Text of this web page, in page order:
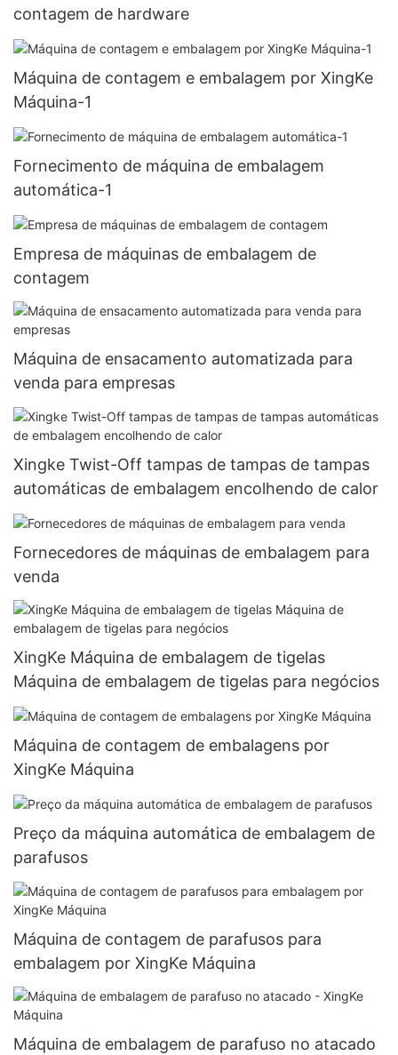
contagem de hardware
Máquina de contagem e embalagem por XingKe
Máquina-1
Fornecimento de máquina de embalagem
automática-1
Empresa de máquinas de embalagem de
contagem
Máquina de ensacamento automatizada para
venda para empresas
Xingke Twist-Off tampas de tampas de tampas
automáticas de embalagem encolhendo de calor
Fornecedores de máquinas de embalagem para
venda
XingKe Máquina de embalagem de tigelas
Máquina de embalagem de tigelas para negócios
Máquina de contagem de embalagens por
XingKe Máquina
Preço da máquina automática de embalagem de
parafusos
Máquina de contagem de parafusos para
embalagem por XingKe Máquina
Máquina de embalagem de parafuso no atacado